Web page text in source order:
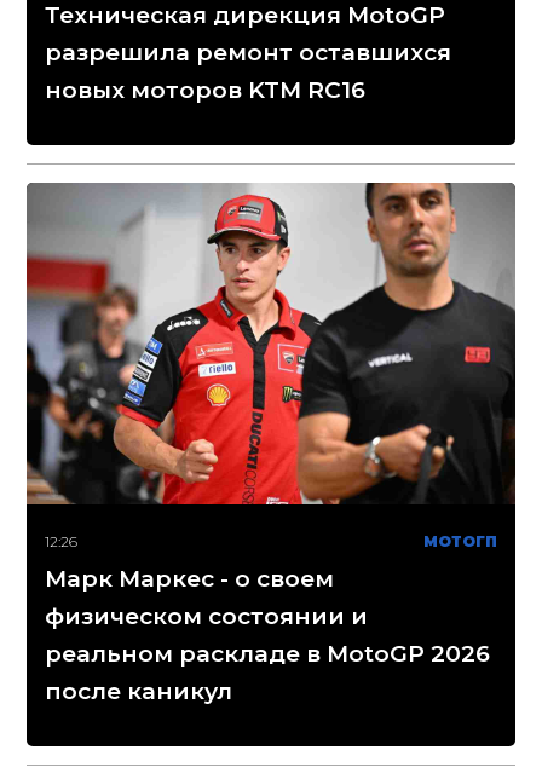
Техническая дирекция MotoGP
разрешила ремонт оставшихся
новых моторов KTM RC16
12:26 МОТОГП
Марк Маркес - о своем
физическом состоянии и
реальном раскладе в MotoGP 2026
после каникул